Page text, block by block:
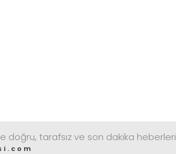
doğru, tarafsız ve son dakika heberleri